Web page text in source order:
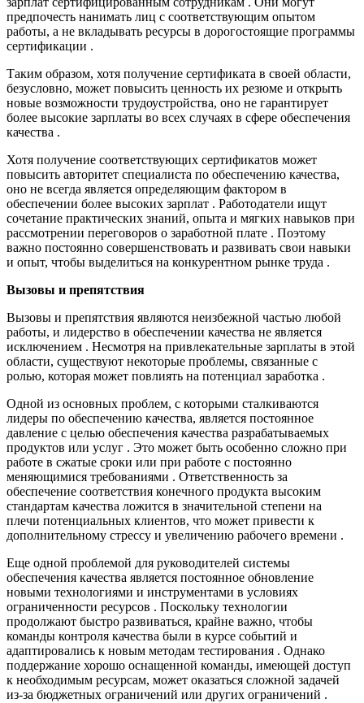
предпочесть нанимать лиц с соответствующим опытом
работы, а не вкладывать ресурсы в дорогостоящие программы
сертификации .
Таким образом, хотя получение сертификата в своей области,
безусловно, может повысить ценность их резюме и открыть
новые возможности трудоустройства, оно не гарантирует
более высокие зарплаты во всех случаях в сфере обеспечения
качества .
Хотя получение соответствующих сертификатов может
повысить авторитет специалиста по обеспечению качества,
оно не всегда является определяющим фактором в
обеспечении более высоких зарплат . Работодатели ищут
сочетание практических знаний, опыта и мягких навыков при
рассмотрении переговоров о заработной плате . Поэтому
важно постоянно совершенствовать и развивать свои навыки
и опыт, чтобы выделиться на конкурентном рынке труда .
Вызовы и препятствия
Вызовы и препятствия являются неизбежной частью любой
работы, и лидерство в обеспечении качества не является
исключением . Несмотря на привлекательные зарплаты в этой
области, существуют некоторые проблемы, связанные с
ролью, которая может повлиять на потенциал заработка .
Одной из основных проблем, с которыми сталкиваются
лидеры по обеспечению качества, является постоянное
давление с целью обеспечения качества разрабатываемых
продуктов или услуг . Это может быть особенно сложно при
работе в сжатые сроки или при работе с постоянно
меняющимися требованиями . Ответственность за
обеспечение соответствия конечного продукта высоким
стандартам качества ложится в значительной степени на
плечи потенциальных клиентов, что может привести к
дополнительному стрессу и увеличению рабочего времени .
Еще одной проблемой для руководителей системы
обеспечения качества является постоянное обновление
новыми технологиями и инструментами в условиях
ограниченности ресурсов . Поскольку технологии
продолжают быстро развиваться, крайне важно, чтобы
команды контроля качества были в курсе событий и
адаптировались к новым методам тестирования . Однако
поддержание хорошо оснащенной команды, имеющей доступ
к необходимым ресурсам, может оказаться сложной задачей
из-за бюджетных ограничений или других ограничений .